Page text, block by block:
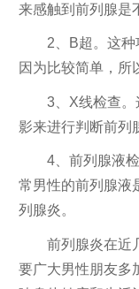
来感触到前列腺是
2、B超。这种
因为比较简单，所
3、X线检查
影来进行判断前列
4、前列腺液
常男性的前列腺液
列腺炎。
前列腺炎在近
要广大男性朋友多